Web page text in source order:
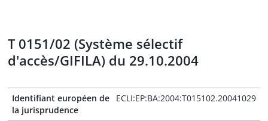
T 0151/02 (Système sélectif
d'accès/GIFILA) du 29.10.2004
Identifiant européen de
la jurisprudence
ECLI:EP:BA:2004:T015102.20041029